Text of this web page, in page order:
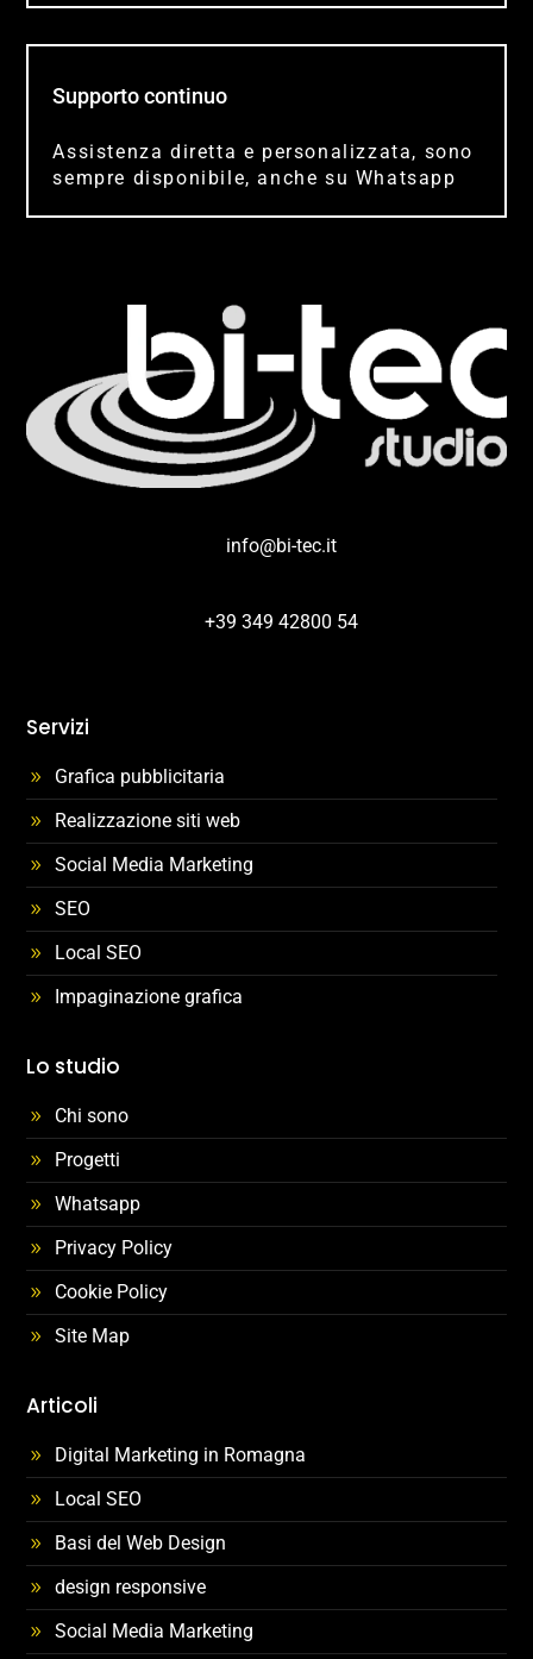
Supporto continuo
Assistenza diretta e personalizzata, sono
sempre disponibile, anche su Whatsapp
info@bi-tec.it
+39 349 42800 54
Servizi
Grafica pubblicitaria
Realizzazione siti web
Social Media Marketing
SEO
Local SEO
Impaginazione grafica
Lo studio
Chi sono
Progetti
Whatsapp
Privacy Policy
Cookie Policy
Site Map
Articoli
Digital Marketing in Romagna
Local SEO
Basi del Web Design
design responsive
Social Media Marketing